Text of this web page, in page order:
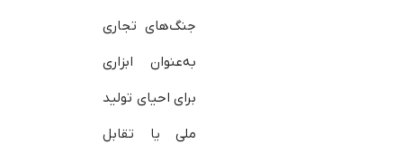
جنگ‌های تجاری
به‌عنوان ابزاری
برای احیای تولید
ملی یا تقابل